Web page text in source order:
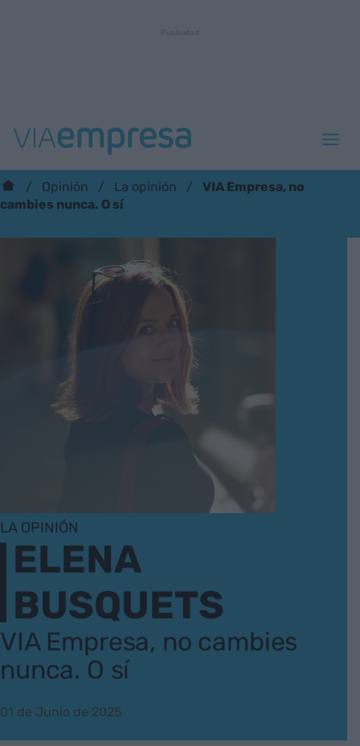
Opinión La opinión
VIA Empresa, no
cambies nunca. O sí
LA OPINIÓN
ELENA
BUSQUETS
VIA Empresa, no cambies
nunca. O sí
01 de Junio de 2025